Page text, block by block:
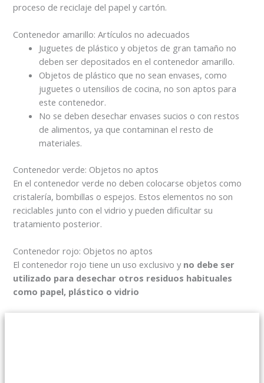
proceso de reciclaje del papel y cartón.
Contenedor amarillo: Artículos no adecuados
Juguetes de plástico y objetos de gran tamaño no
deben ser depositados en el contenedor amarillo.
Objetos de plástico que no sean envases, como
juguetes o utensilios de cocina, no son aptos para
este contenedor.
No se deben desechar envases sucios o con restos
de alimentos, ya que contaminan el resto de
materiales.
Contenedor verde: Objetos no aptos
En el contenedor verde no deben colocarse objetos como
cristalería, bombillas o espejos. Estos elementos no son
reciclables junto con el vidrio y pueden dificultar su
tratamiento posterior.
Contenedor rojo: Objetos no aptos
El contenedor rojo tiene un uso exclusivo y no debe ser
utilizado para desechar otros residuos habituales
como papel, plástico o vidrio